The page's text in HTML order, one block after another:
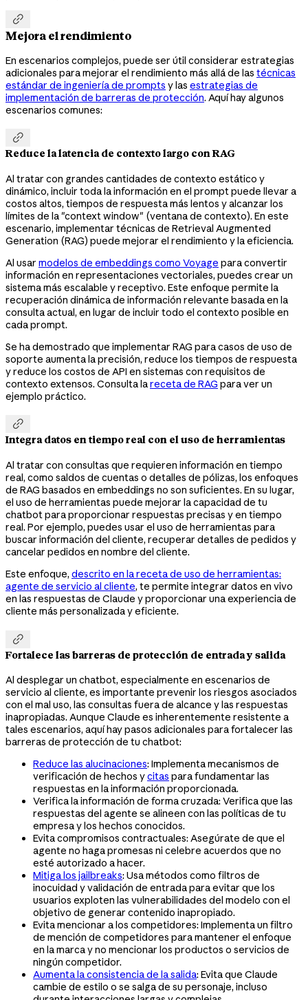

Mejora el rendimiento
En escenarios complejos, puede ser útil considerar estrategias
adicionales para mejorar el rendimiento más allá de las técnicas
estándar de ingeniería de prompts y las estrategias de
implementación de barreras de protección. Aquí hay algunos
escenarios comunes:

Reduce la latencia de contexto largo con RAG
Al tratar con grandes cantidades de contexto estático y
dinámico, incluir toda la información en el prompt puede llevar a
costos altos, tiempos de respuesta más lentos y alcanzar los
límites de la "context window" (ventana de contexto). En este
escenario, implementar técnicas de Retrieval Augmented
Generation (RAG) puede mejorar el rendimiento y la eficiencia.
Al usar modelos de embeddings como Voyage para convertir
información en representaciones vectoriales, puedes crear un
sistema más escalable y receptivo. Este enfoque permite la
recuperación dinámica de información relevante basada en la
consulta actual, en lugar de incluir todo el contexto posible en
cada prompt.
Se ha demostrado que implementar RAG para casos de uso de
soporte aumenta la precisión, reduce los tiempos de respuesta
y reduce los costos de API en sistemas con requisitos de
contexto extensos. Consulta lareceta de RAG para ver un
ejemplo práctico.

Integra datos en tiempo real con el uso de herramientas
Al tratar con consultas que requieren información en tiempo
real, como saldos de cuentas o detalles de pólizas, los enfoques
de RAG basados en embeddings no son suficientes. En su lugar,
el uso de herramientas puede mejorar la capacidad de tu
chatbot para proporcionar respuestas precisas y en tiempo
real. Por ejemplo, puedes usar el uso de herramientas para
buscar información del cliente, recuperar detalles de pedidos y
cancelar pedidos en nombre del cliente.
Este enfoque, descrito en la receta de uso de herramientas:
agente de servicio al cliente, te permite integrar datos en vivo
en las respuestas de Claude y proporcionar una experiencia de
cliente más personalizada y eficiente.

Fortalece las barreras de protección de entrada y salida
Al desplegar un chatbot, especialmente en escenarios de
servicio al cliente, es importante prevenir los riesgos asociados
con el mal uso, las consultas fuera de alcance y las respuestas
inapropiadas. Aunque Claude es inherentemente resistente a
tales escenarios, aquí hay pasos adicionales para fortalecer las
barreras de protección de tu chatbot:
Reduce las alucinaciones: Implementa mecanismos de
verificación de hechos ycitas para fundamentar las
respuestas en la información proporcionada.
Verifica la información de forma cruzada: Verifica que las
respuestas del agente se alineen con las políticas de tu
empresa y los hechos conocidos.
Evita compromisos contractuales: Asegúrate de que el
agente no haga promesas ni celebre acuerdos que no
esté autorizado a hacer.
Mitiga los jailbreaks: Usa métodos como filtros de
inocuidad y validación de entrada para evitar que los
usuarios exploten las vulnerabilidades del modelo con el
objetivo de generar contenido inapropiado.
Evita mencionar a los competidores: Implementa un filtro
de mención de competidores para mantener el enfoque
en la marca y no mencionar los productos o servicios de
ningún competidor.
Aumenta la consistencia de la salida: Evita que Claude
cambie de estilo o se salga de su personaje, incluso